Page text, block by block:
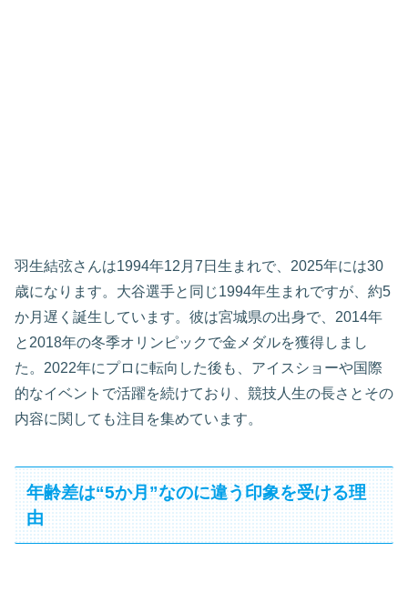
羽生結弦さんは1994年12月7日生まれで、2025年には30
歳になります。大谷選手と同じ1994年生まれですが、約5
か月遅く誕生しています。彼は宮城県の出身で、2014年
と2018年の冬季オリンピックで金メダルを獲得しまし
た。2022年にプロに転向した後も、アイスショーや国際
的なイベントで活躍を続けており、競技人生の長さとその
内容に関しても注目を集めています。
年齢差は“5か月”なのに違う印象を受ける理
由